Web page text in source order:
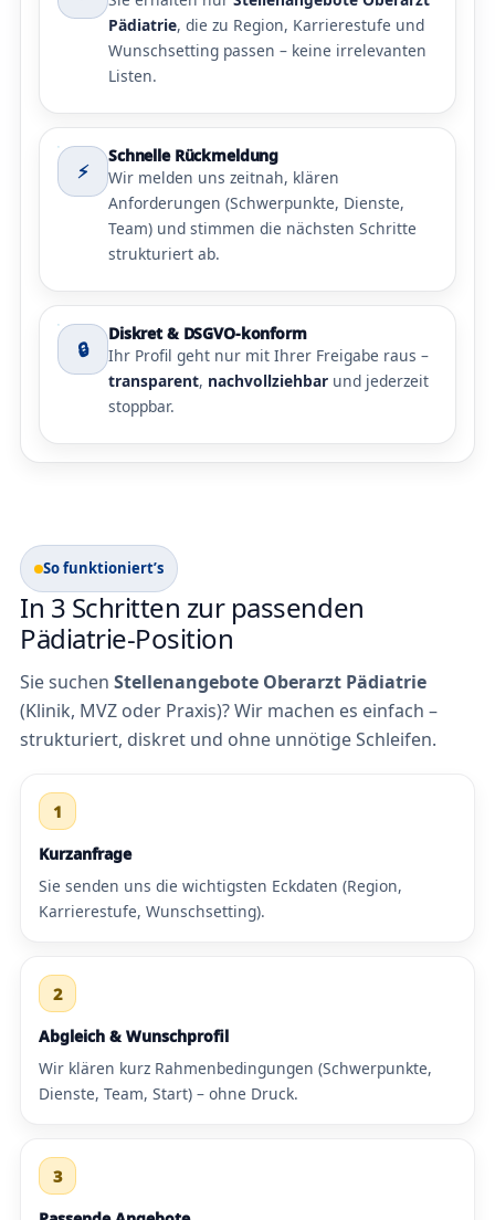
Pädiatrie, die zu Region, Karrierestufe und
Wunschsetting passen – keine irrelevanten
Listen.
⚡
Schnelle Rückmeldung
Wir melden uns zeitnah, klären
Anforderungen (Schwerpunkte, Dienste,
Team) und stimmen die nächsten Schritte
strukturiert ab.
🔒
Diskret & DSGVO-konform
Ihr Profil geht nur mit Ihrer Freigabe raus –
transparent, nachvollziehbar und jederzeit
stoppbar.
So funktioniert’s
In 3 Schritten zur passenden
Pädiatrie-Position
Sie suchen Stellenangebote Oberarzt Pädiatrie
(Klinik, MVZ oder Praxis)? Wir machen es einfach –
strukturiert, diskret und ohne unnötige Schleifen.
1
Kurzanfrage
Sie senden uns die wichtigsten Eckdaten (Region,
Karrierestufe, Wunschsetting).
2
Abgleich & Wunschprofil
Wir klären kurz Rahmenbedingungen (Schwerpunkte,
Dienste, Team, Start) – ohne Druck.
3